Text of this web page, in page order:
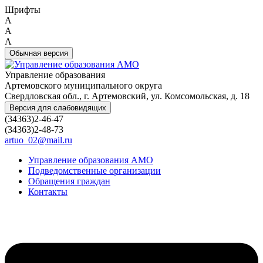
Шрифты
A
A
A
Обычная версия
Управление образования
Артемовского муниципального округа
Свердловская обл., г. Артемовский, ул. Комсомольская, д. 18
Версия для слабовидящих
(34363)2-46-47
(34363)2-48-73
artuo_02@mail.ru
Управление образования АМО
Подведомственные организации
Обращения граждан
Контакты